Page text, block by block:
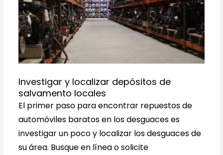
Investigar y localizar depósitos de
salvamento locales
El primer paso para encontrar repuestos de
automóviles baratos en los desguaces es
investigar un poco y localizar los desguaces de
su área. Busque en línea o solicite